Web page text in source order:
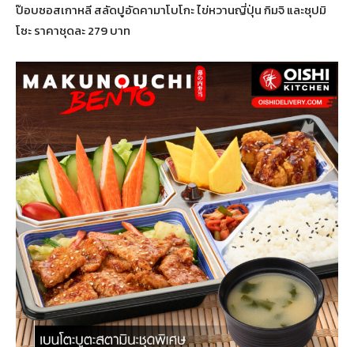
ป๊อบซอสเกาหลี สลัดปูอัดคามาโบโกะ ไข่หวานญี่ปุ่น กิมจิ และซุปมิ
โซะ ราคาชุดละ 279 บาท